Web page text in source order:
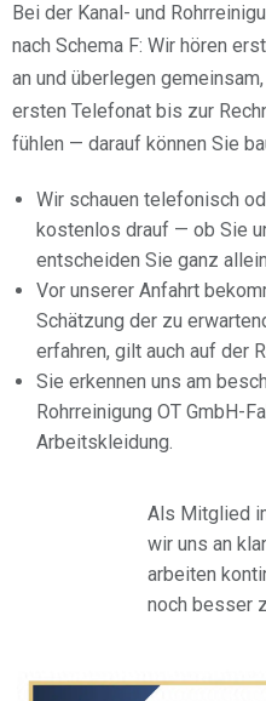
Bei der Kanal- und
nach Schema F: Wir hören
an und überlegen
ersten Telefonat bis zur
fühlen — darauf können Sie
Wir schauen telefonisch
kostenlos drauf — ob Sie
entscheiden Sie ganz
Vor unserer Anfahrt
Schätzung der zu
erfahren, gilt auch auf der
Sie erkennen uns am
Rohrreinigung OT GmbH-
Arbeitskleidung.
Als Mitglied
wir uns an
arbeiten
noch besser